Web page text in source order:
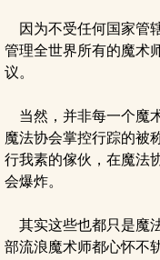
因为不受任何国家管
管理全世界所有的魔术
议。
当然，并非每一个魔
魔法协会掌控行踪的被
行我素的傢伙，在魔法
会爆炸。
其实这些也都只是魔
部流浪魔术师都心怀不